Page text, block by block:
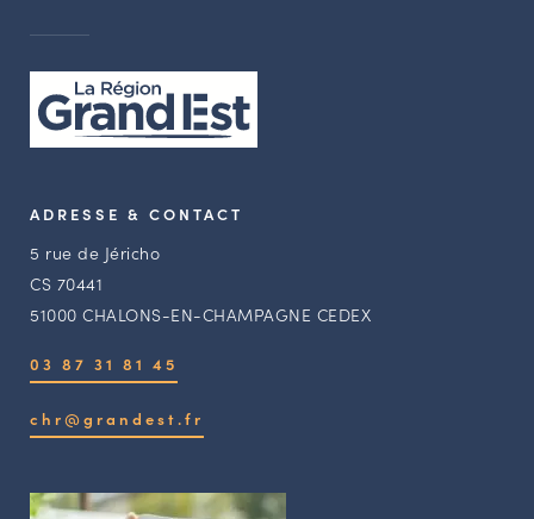
ADRESSE & CONTACT
5 rue de Jéricho
CS 70441
51000 CHALONS-EN-CHAMPAGNE CEDEX
03 87 31 81 45
chr@grandest.fr